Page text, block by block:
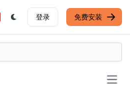
登录 免费安装